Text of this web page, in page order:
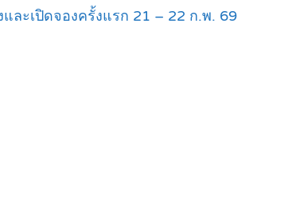
ละเปิดจองครั้งแรก 21 – 22 ก.พ. 69